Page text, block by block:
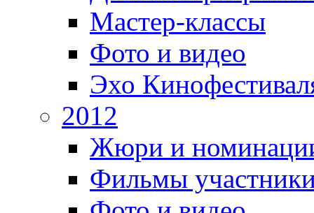
Мастер-классы
Фото и видео
Эхо
2012
Жюри и
Фильмы